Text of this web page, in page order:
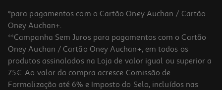
*para pagamentos com o Cartão Oney Auchan / Cartão
Oney Auchan+.
**Campanha Sem Juros para pagamentos com o Cartão
Oney Auchan / Cartão Oney Auchan+, em todos os
produtos assinalados na Loja de valor igual ou superior a
75€. Ao valor da compra acresce Comissão de
Formalização até 6% e Imposto do Selo, incluídos nas